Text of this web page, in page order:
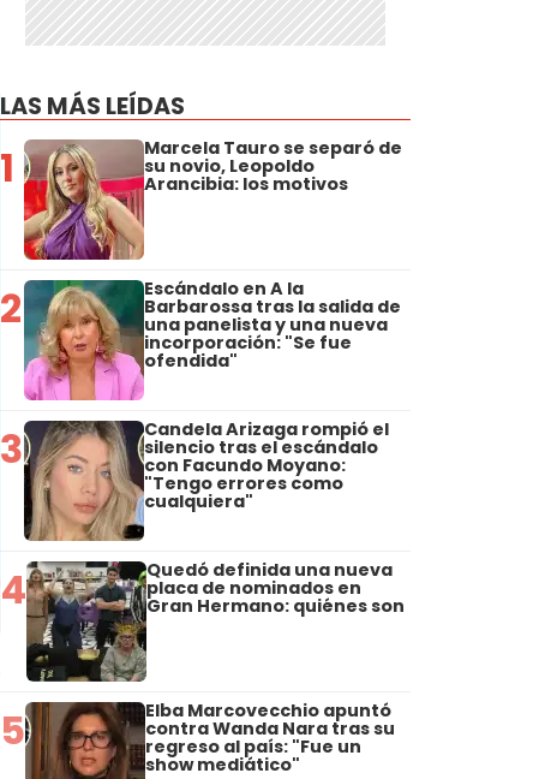
LAS MÁS LEÍDAS
1 Marcela Tauro se separó de
su novio, Leopoldo
Arancibia: los motivos
2 Escándalo en A la
Barbarossa tras la salida de
una panelista y una nueva
incorporación: "Se fue
ofendida"
3 Candela Arizaga rompió el
silencio tras el escándalo
con Facundo Moyano:
"Tengo errores como
cualquiera"
4 Quedó definida una nueva
placa de nominados en
Gran Hermano: quiénes son
5 Elba Marcovecchio apuntó
contra Wanda Nara tras su
regreso al país: "Fue un
show mediático"